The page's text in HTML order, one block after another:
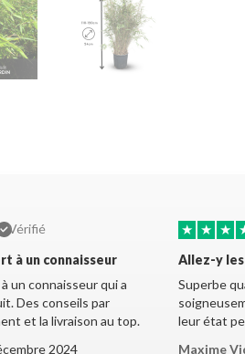
Vérifié
à un connaisseur
un connaisseur qui a
Des conseils par
et la livraison au top.
2024
★ ★ ★
Allez-y
Superbe
leur état
Maxime